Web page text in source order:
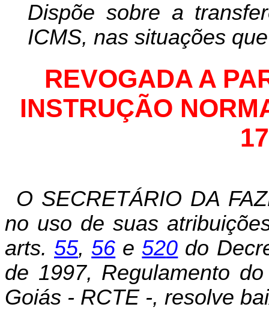
Dispõe sobre a
ICMS, nas situações
REVOGADA A
INSTRUÇÃO
O SECRETÁRIO DA
no uso de suas
arts. 55, 56 e 520 do
de 1997, Regulamento
Goiás - RCTE -, resolve